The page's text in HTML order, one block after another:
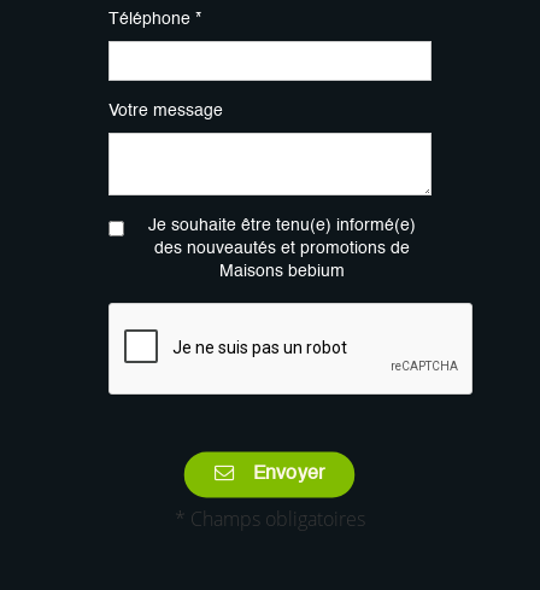
Téléphone *
Votre message
Je souhaite être tenu(e) informé(e)
des nouveautés et promotions de
Maisons bebium
Envoyer
* Champs obligatoires